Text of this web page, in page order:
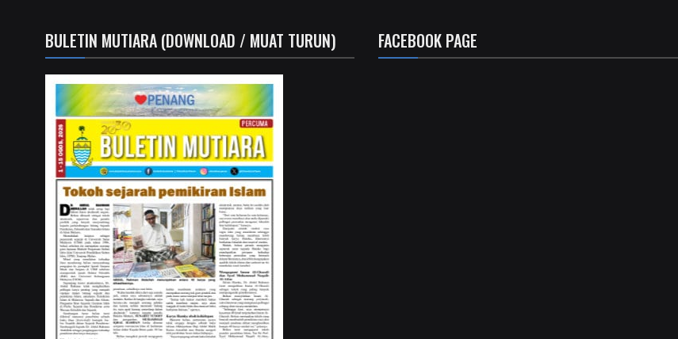
BULETIN MUTIARA (DOWNLOAD / MUAT TURUN) FACEBOOK PAGE